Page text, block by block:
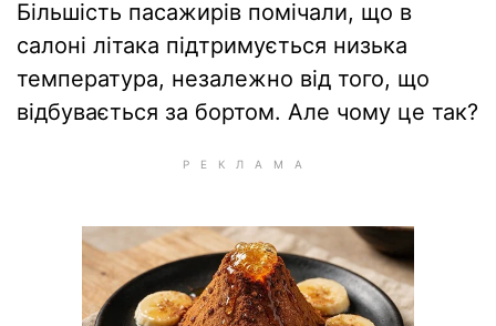
Більшість пасажирів помічали, що в
салоні літака підтримується низька
температура, незалежно від того, що
відбувається за бортом. Але чому це так?